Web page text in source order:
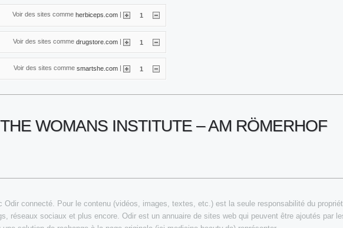
Voir des sites comme herbiceps.com 1
Voir des sites comme drugstore.com | 1
Voir des sites comme smartshe.com | 1
WOMANS INSTITUTE – AM RÖMERHOF
connecté. Pour le contenu (vidéos, images, textes, etc.) est la seule responsabilité du
réseaux sociaux et plus encore. Odir est un annuaire de sites web qui peuvent être ajoutés par